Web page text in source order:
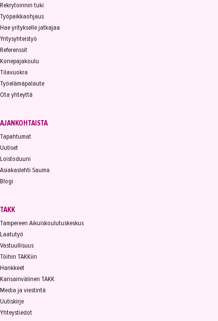
Rekrytoinnin tuki
Työpaikkaohjaus
Hae yritykselle jatkajaa
Yritysyhteistyö
Referenssit
Konepajakoulu
Tilavuokra
Työelämäpalaute
Ota yhteyttä
AJANKOHTAISTA
Tapahtumat
Uutiset
Loistoduuni
Asiakaslehti Sauma
Blogi
TAKK
Tampereen Aikuiskoulutuskeskus
Laatutyö
Vastuullisuus
Töihin TAKKiin
Hankkeet
Kansainvälinen TAKK
Media ja viestintä
Uutiskirje
Yhteystiedot